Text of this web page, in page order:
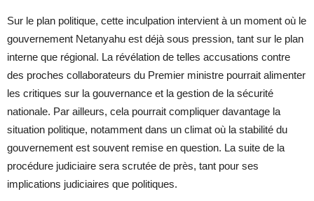
Sur le plan politique, cette inculpation intervient à un moment où le
gouvernement Netanyahu est déjà sous pression, tant sur le plan
interne que régional. La révélation de telles accusations contre
des proches collaborateurs du Premier ministre pourrait alimenter
les critiques sur la gouvernance et la gestion de la sécurité
nationale. Par ailleurs, cela pourrait compliquer davantage la
situation politique, notamment dans un climat où la stabilité du
gouvernement est souvent remise en question. La suite de la
procédure judiciaire sera scrutée de près, tant pour ses
implications judiciaires que politiques.